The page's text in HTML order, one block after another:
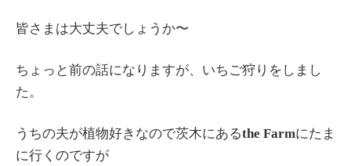
皆さまは大丈夫でしょうか〜
ちょっと前の話になりますが、いちご狩りをしまし
た。
うちの夫が植物好きなので茨木にあるthe Farmにたま
に行くのですが